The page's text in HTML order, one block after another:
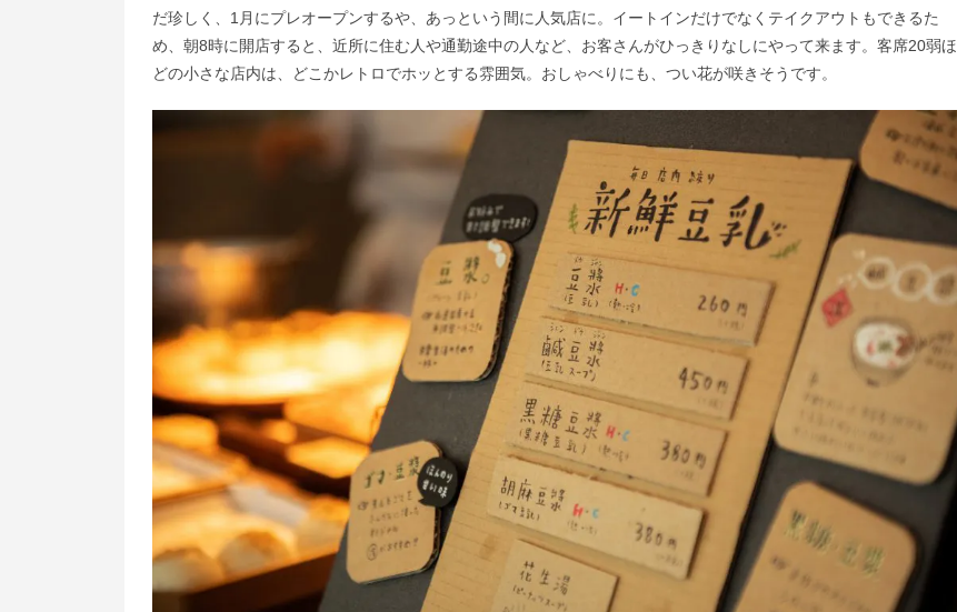
だ珍しく、1月にプレオープンするや、あっという間に人気店に。イートインだけでなくテイクアウトもできるた
め、朝8時に開店すると、近所に住む人や通勤途中の人など、お客さんがひっきりなしにやって来ます。客席20弱ほ
どの小さな店内は、どこかレトロでホッとする雰囲気。おしゃべりにも、つい花が咲きそうです。